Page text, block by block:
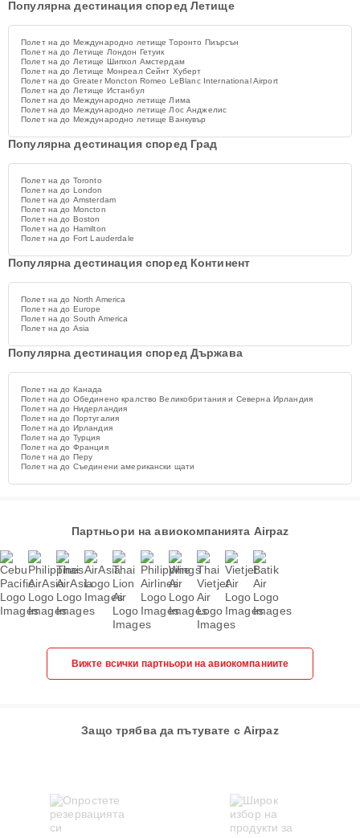
Популярна дестинация според Летище
Полет на до Международно летище Торонто Пиърсън
Полет на до Летище Лондон Гетуик
Полет на до Летище Шипхол Амстердам
Полет на до Летище Монреал Сейнт Хуберт
Полет на до Greater Moncton Romeo LeBlanc International Airport
Полет на до Летище Истанбул
Полет на до Международно летище Лима
Полет на до Международно летище Лос Анджелис
Полет на до Международно летище Ванкувър
Популярна дестинация според Град
Полет на до Toronto
Полет на до London
Полет на до Amsterdam
Полет на до Moncton
Полет на до Boston
Полет на до Hamilton
Полет на до Fort Lauderdale
Популярна дестинация според Континент
Полет на до North America
Полет на до Europe
Полет на до South America
Полет на до Asia
Популярна дестинация според Държава
Полет на до Канада
Полет на до Обединено кралство Великобритания и Северна Ирландия
Полет на до Нидерландия
Полет на до Португалия
Полет на до Ирландия
Полет на до Турция
Полет на до Франция
Полет на до Перу
Полет на до Съединени американски щати
Партньори на авиокомпанията Airpaz
Вижте всички партньори на авиокомпаниите
Защо трябва да пътувате с Airpaz